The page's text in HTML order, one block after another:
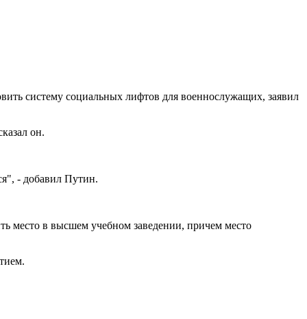
систему социальных лифтов для военнослужащих, заявил
он.
- добавил Путин.
место в высшем учебном заведении, причем место